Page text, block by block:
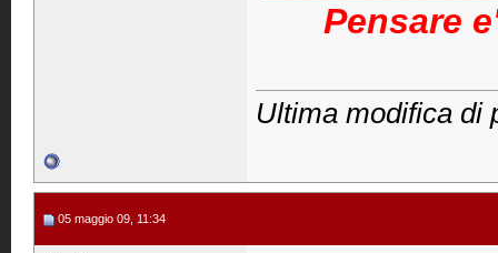
Pensare
Ultima modifica di
05 maggio 09, 11:34